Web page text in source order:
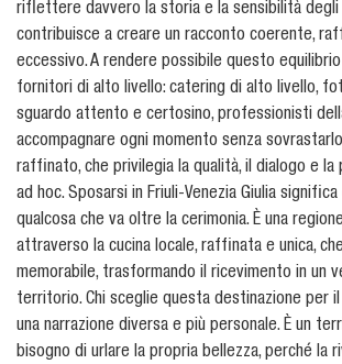
riflettere davvero la storia e la sensibilità
contribuisce a creare un racconto coerente,
eccessivo. A rendere possibile questo
fornitori di alto livello: catering di alto livello,
sguardo attento e certosino, professionisti
accompagnare ogni momento senza
raffinato, che privilegia la qualità, il dialogo e la
ad hoc. Sposarsi in Friuli-Venezia Giulia
qualcosa che va oltre la cerimonia. È una
attraverso la cucina locale, raffinata e unica,
memorabile, trasformando il ricevimento in un
territorio. Chi sceglie questa destinazione per
una narrazione diversa e più personale. È un
bisogno di urlare la propria bellezza, perché la